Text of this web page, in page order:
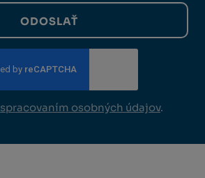
ODOSLAŤ
spracovaním osobných údajov.